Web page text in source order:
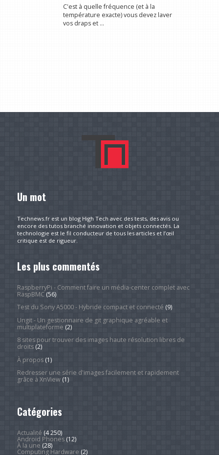
C'est à quelle fréquence (et à la
température exacte) vous devez laver
vos draps et ...
Un mot
Technews.fr est un blog High Tech avec des tests, des avis ou
encore des tutos branché innovation et objets connectés. La
technologie est le fil conducteur de tous les articles et l’œil
critique est de rigueur.
Les plus commentés
RaspberryPi - Comment faire un média-center complet avec
RaspBMC(56)
Test du Sony A5000 - Hybride compact et connecté (9)
Ungit - Un gestionnaire de git graphique agréable et
multiplateforme (2)
8 sites pour trouver des images haute résolution libres de
droits(2)
À propos(1)
Redresser une série d'images facilement et rapidement
grâce à XnView(1)
Catégories
Actualité (4 250)
Android Phones(12)
À la une (28)
Computing Hardware (2)